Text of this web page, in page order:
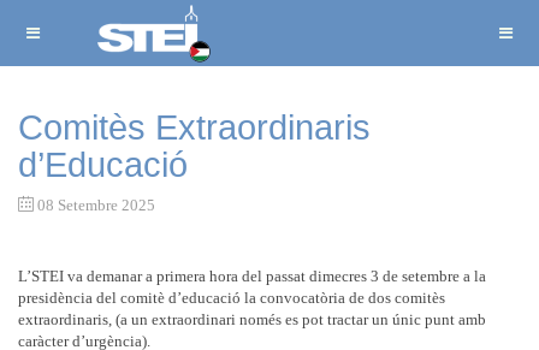
Comitès Extraordinaris
d’Educació
08 Setembre 2025
L’STEI va demanar a primera hora del passat dimecres 3 de setembre a la
presidència del comitè d’educació la convocatòria de dos comitès
extraordinaris, (a un extraordinari només es pot tractar un únic punt amb
caràcter d’urgència).